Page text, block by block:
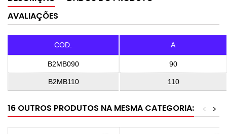
AVALIAÇÕES
COD. A
B2MB090 90
B2MB110 110
16 OUTROS PRODUTOS NA MESMA CATEGORIA: >
<